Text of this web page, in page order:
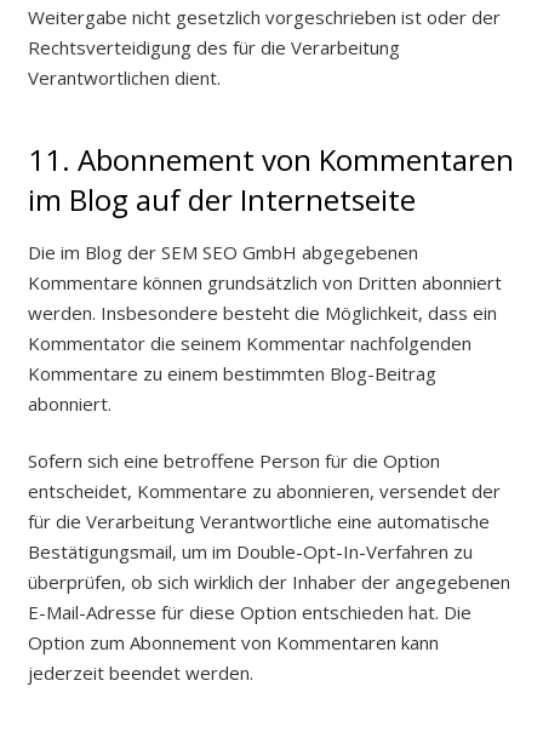
Weitergabe nicht gesetzlich vorgeschrieben ist oder der
Rechtsverteidigung des für die Verarbeitung
Verantwortlichen dient.
11. Abonnement von Kommentaren
im Blog auf der Internetseite
Die im Blog der SEM SEO GmbH abgegebenen
Kommentare können grundsätzlich von Dritten abonniert
werden. Insbesondere besteht die Möglichkeit, dass ein
Kommentator die seinem Kommentar nachfolgenden
Kommentare zu einem bestimmten Blog-Beitrag
abonniert.
Sofern sich eine betroffene Person für die Option
entscheidet, Kommentare zu abonnieren, versendet der
für die Verarbeitung Verantwortliche eine automatische
Bestätigungsmail, um im Double-Opt-In-Verfahren zu
überprüfen, ob sich wirklich der Inhaber der angegebenen
E-Mail-Adresse für diese Option entschieden hat. Die
Option zum Abonnement von Kommentaren kann
jederzeit beendet werden.